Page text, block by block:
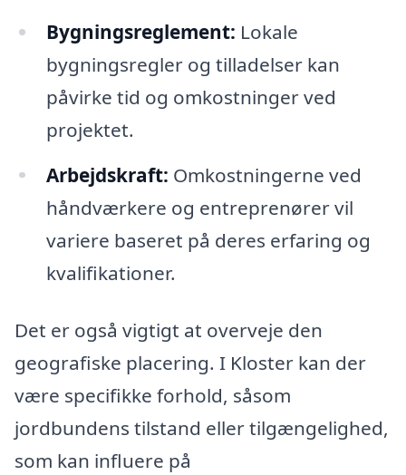
Bygningsreglement: Lokale
bygningsregler og tilladelser kan
påvirke tid og omkostninger ved
projektet.
Arbejdskraft: Omkostningerne ved
håndværkere og entreprenører vil
variere baseret på deres erfaring og
kvalifikationer.
Det er også vigtigt at overveje den
geografiske placering. I Kloster kan der
være specifikke forhold, såsom
jordbundens tilstand eller tilgængelighed,
som kan influere på